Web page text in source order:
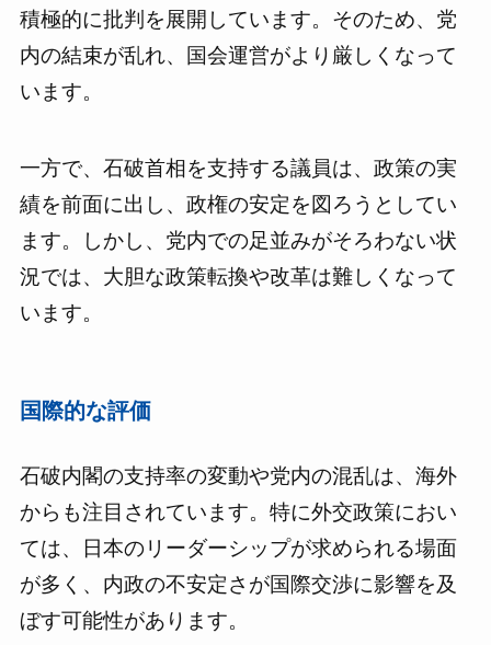
積極的に批判を展開しています。そのため、党
内の結束が乱れ、国会運営がより厳しくなって
います。
一方で、石破首相を支持する議員は、政策の実
績を前面に出し、政権の安定を図ろうとしてい
ます。しかし、党内での足並みがそろわない状
況では、大胆な政策転換や改革は難しくなって
います。
国際的な評価
石破内閣の支持率の変動や党内の混乱は、海外
からも注目されています。特に外交政策におい
ては、日本のリーダーシップが求められる場面
が多く、内政の不安定さが国際交渉に影響を及
ぼす可能性があります。